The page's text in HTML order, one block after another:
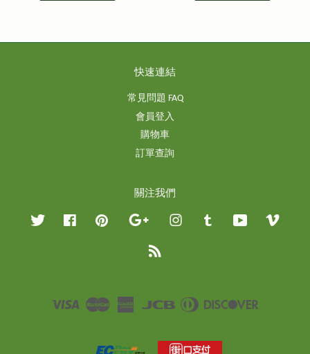
快速連結
常見問題 FAQ
會員登入
購物車
訂單查詢
關注我們
Twitter Facebook Pinterest Google InstagramTumblr YouTube
Visa Master
American
JCB
Diners